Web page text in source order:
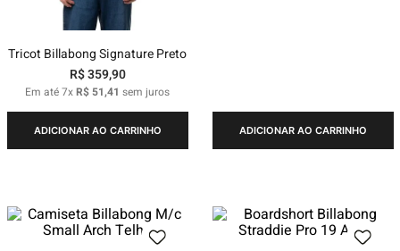
Tricot Billabong Signature Preto
R$359,90
Em até7xR$ 51,41 sem juros
ADICIONAR AO CARRINHO ADICIONAR AO CARRINHO